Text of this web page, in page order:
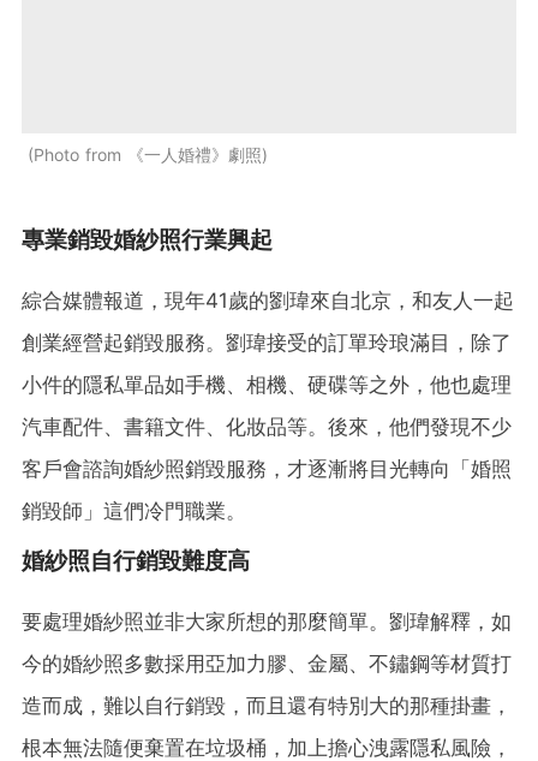
Photo from 《一人婚禮》劇照
專業銷毀婚紗照行業興起
綜合媒體報道，現年41歲的劉瑋來自北京，和友人一起
創業經營起銷毀服務。劉瑋接受的訂單玲琅滿目，除了
小件的隱私單品如手機、相機、硬碟等之外，他也處理
汽車配件、書籍文件、化妝品等。後來，他們發現不少
客戶會諮詢婚紗照銷毀服務，才逐漸將目光轉向「婚照
銷毀師」這們冷門職業。
婚紗照自行銷毀難度高
要處理婚紗照並非大家所想的那麼簡單。劉瑋解釋，如
今的婚紗照多數採用亞加力膠、金屬、不鏽鋼等材質打
造而成，難以自行銷毀，而且還有特別大的那種掛畫，
根本無法隨便棄置在垃圾桶，加上擔心洩露隱私風險，